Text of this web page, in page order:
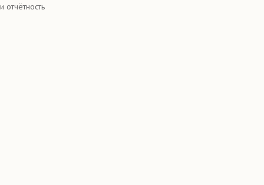
и отчётность